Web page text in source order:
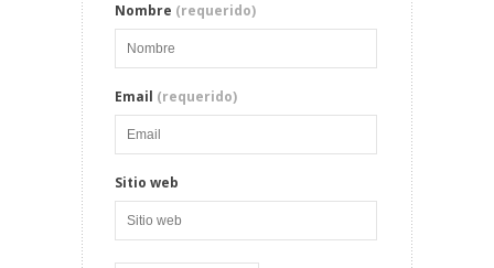
Nombre (requerido)
Email (requerido)
Sitio web